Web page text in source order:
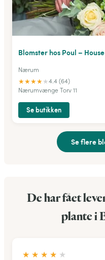
Blomster hos Poul –
Nærum
★★★★★4.4 (64)
Nærumvænge Torv 11
Se butikken
Se flere
De har fået
plante i
★ ★ ★ ★ ★